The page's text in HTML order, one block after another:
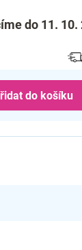
do 11. 10.
do košíku